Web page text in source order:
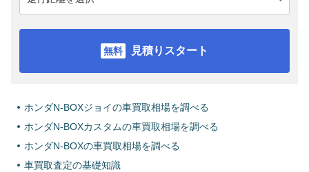
見積りスタート
ホンダN-BOXジョイの車買取相場を調べる
ホンダN-BOXカスタムの車買取相場を調べる
ホンダN-BOXの車買取相場を調べる
車買取査定の基礎知識